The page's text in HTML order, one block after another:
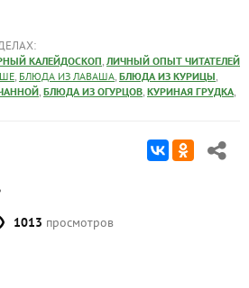
КАЛЕЙДОСКОП, ЛИЧНЫЙ ОПЫТ ЧИТАТЕЛЕЙ
, БЛЮДА ИЗ ЛАВАША, БЛЮДА ИЗ КУРИЦЫ,
, БЛЮДА ИЗ ОГУРЦОВ, КУРИНАЯ ГРУДКА,
1013 просмотров